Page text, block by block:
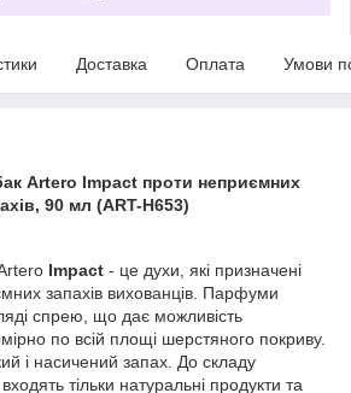
Доставка Оплата Умови
Artero Impact проти неприємних
90 мл (ART-H653)
Impact - це духи, які призначені
запахів вихованців. Парфуми
спрею, що дає можливість
по всій площі шерстяного покриву.
і насичений запах. До складу
тільки натуральні продукти та